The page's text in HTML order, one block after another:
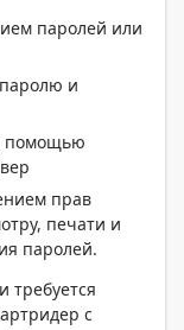
паролей или
и
помощью
прав
печати и
паролей.
требуется
с